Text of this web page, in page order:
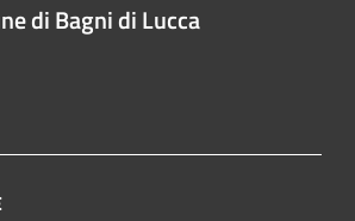
di Bagni di Lucca